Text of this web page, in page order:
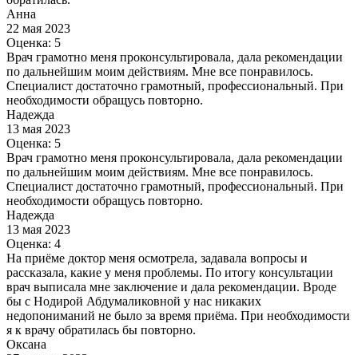
Анна
22 мая 2023
Оценка: 5
Врач грамотно меня проконсультировала, дала рекомендации
по дальнейшим моим действиям. Мне все понравилось.
Специалист достаточно грамотный, профессиональный. При
необходимости обращусь повторно.
Надежда
13 мая 2023
Оценка: 5
Врач грамотно меня проконсультировала, дала рекомендации
по дальнейшим моим действиям. Мне все понравилось.
Специалист достаточно грамотный, профессиональный. При
необходимости обращусь повторно.
Надежда
13 мая 2023
Оценка: 4
На приёме доктор меня осмотрела, задавала вопросы и
рассказала, какие у меня проблемы. По итогу консультации
врач выписала мне заключение и дала рекомендации. Вроде
бы с Нодирой Абдумаликовной у нас никаких
недопониманий не было за время приёма. При необходимости
я к врачу обратилась бы повторно.
Оксана